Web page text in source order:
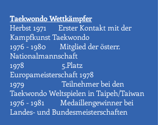
Taekwondo Wettkämpfer
Herbst 1971 Erster Kontakt mit der
Kampfkunst Taekwondo
1976 - 1980 Mitglied der österr.
Nationalmannschaft
1978 5.Platz
Europameisterschaft 1978
1979 Teilnehmer bei den
Taekwondo Weltspielen in Taipeh/Taiwan
1976 - 1981 Medaillengewinner bei
Landes- und Bundesmeisterschaften